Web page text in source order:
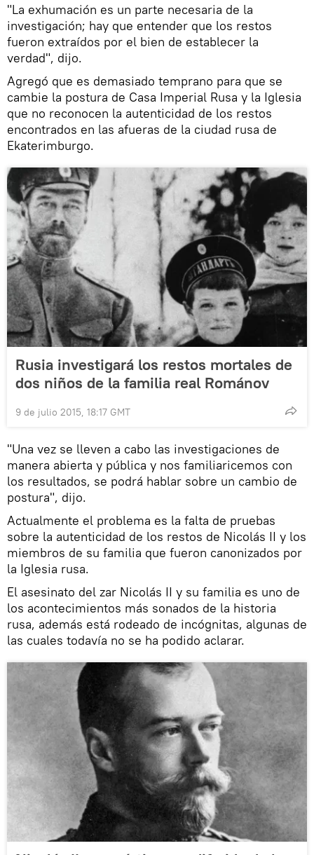
"La exhumación es un parte necesaria de la
investigación; hay que entender que los restos
fueron extraídos por el bien de establecer la
verdad", dijo.
Agregó que es demasiado temprano para que se
cambie la postura de Casa Imperial Rusa y la Iglesia
que no reconocen la autenticidad de los restos
encontrados en las afueras de la ciudad rusa de
Ekaterimburgo.
Rusia investigará los restos mortales de
dos niños de la familia real Románov
9 de julio 2015, 18:17 GMT
"Una vez se lleven a cabo las investigaciones de
manera abierta y pública y nos familiaricemos con
los resultados, se podrá hablar sobre un cambio de
postura", dijo.
Actualmente el problema es la falta de pruebas
sobre la autenticidad de los restos de Nicolás II y los
miembros de su familia que fueron canonizados por
la Iglesia rusa.
El asesinato del zar Nicolás II y su familia es uno de
los acontecimientos más sonados de la historia
rusa, además está rodeado de incógnitas, algunas de
las cuales todavía no se ha podido aclarar.